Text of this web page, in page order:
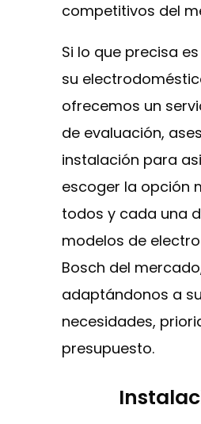
competitivos del
Si lo que precisa
su
ofrecemos un
de evaluación,
instalación para
escoger la opción
todos y cada una
modelos de
Bosch del
adaptándonos a
necesidades,
presupuesto.